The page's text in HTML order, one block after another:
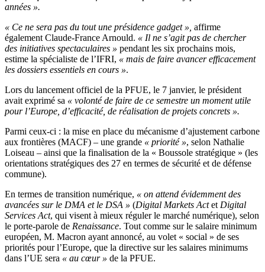
années ».
« Ce ne sera pas du tout une présidence gadget », affirme
également Claude-France Arnould. « Il ne s’agit pas de chercher
des initiatives spectaculaires » pendant les six prochains mois,
estime la spécialiste de l’IFRI, « mais de faire avancer efficacement
les dossiers essentiels en cours ».
Lors du lancement officiel de la PFUE, le 7 janvier, le président
avait exprimé sa « volonté de faire de ce semestre un moment utile
pour l’Europe, d’efficacité, de réalisation de projets concrets ».
Parmi ceux-ci : la mise en place du mécanisme d’ajustement carbone
aux frontières (MACF) – une grande « priorité », selon Nathalie
Loiseau – ainsi que la finalisation de la « Boussole stratégique » (les
orientations stratégiques des 27 en termes de sécurité et de défense
commune).
En termes de transition numérique, « on attend évidemment des
avancées sur le DMA et le DSA » (Digital Markets Actet Digital
Services Act, qui visent à mieux réguler le marché numérique), selon
le porte-parole de Renaissance. Tout comme sur le salaire minimum
européen, M. Macron ayant annoncé, au volet « social » de ses
priorités pour l’Europe, que la directive sur les salaires minimums
dans l’UE sera « au cœur » de la PFUE.